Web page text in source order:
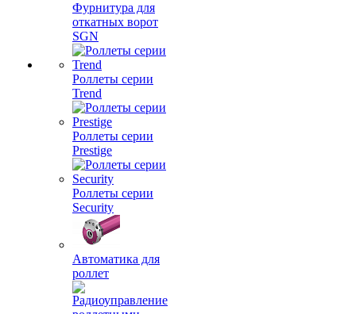
Фурнитура для
откатных ворот
SGN
Роллеты серии
Trend
Роллеты серии
Prestige
Роллеты серии
Security
Автоматика для
роллет